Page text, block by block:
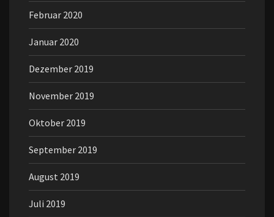
Februar 2020
Januar 2020
Dezember 2019
November 2019
Oktober 2019
September 2019
August 2019
Juli 2019